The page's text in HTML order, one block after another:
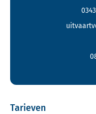
Tarieven